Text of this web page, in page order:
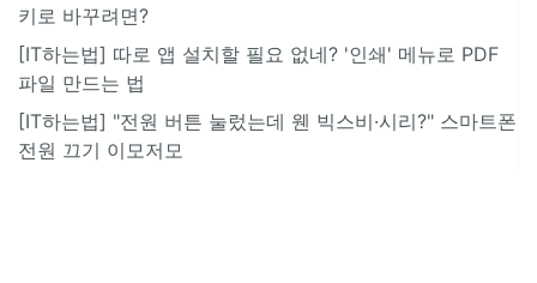
키로 바꾸려면?
[IT하는법] 따로 앱 설치할 필요 없네? '인쇄' 메뉴로 PDF
파일 만드는 법
[IT하는법] "전원 버튼 눌렀는데 웬 빅스비·시리?" 스마트폰
전원 끄기 이모저모